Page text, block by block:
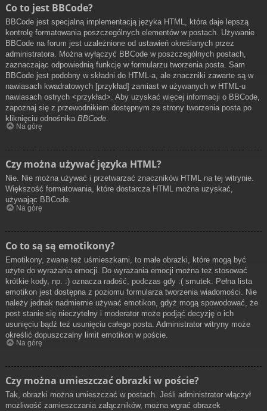
Co to jest BBCode?
BBCode jest specjalną implementacją języka HTML, która daje lepszą
kontrolę formatowania poszczególnych elementów w postach. Używanie
BBCode na forum jest uzależnione od ustawień określanych przez
administratora. Można wyłączyć BBCode w poszczególnych postach,
zaznaczając odpowiednią funkcję w formularzu tworzenia posta. Sam
BBCode jest podobny w składni do HTML-a, ale znaczniki zawarte są w
nawiasach kwadratowych [przykład] zamiast w używanych w HTML-u
nawiasach ostrych <przykład>. Aby uzyskać więcej informacji o BBCode,
zapoznaj się z przewodnikiem dostępnym ze strony tworzenia posta po
kliknięciu odnośnika BBCode
Na górę
Czy można używać języka HTML?
Nie. Nie można używać i przetwarzać znaczników HTML na tej witrynie.
Większość formatowania, które dostarcza HTML można uzyskać,
używając BBCode.
Na górę
Co to są są emotikony?
Emotikony, zwane też uśmieszkami, to małe obrazki, które mogą być
użyte do wyrażania emocji. Do wyrażania emocji można też stosować
krótkie kody, np. :) oznacza radość, podczas gdy :( smutek. Pełna lista
emotikon jest dostępna z poziomu formularza tworzenia wiadomości. Nie
należy jednak nadmiernie używać emotikon, gdyż mogą spowodować, że
post stanie się nieczytelny i moderator może podjąć decyzję o ich
usunięciu bądź też usunięciu całego posta. Administrator witryny może
określić dopuszczalny limit emotikon w poście.
Na górę
Czy można umieszczać obrazki w poście?
Tak, obrazki można umieszczać w postach. Jeśli administrator włączył
możliwość zamieszczania załączników, można wgrać obrazek